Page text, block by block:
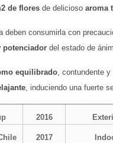
de flores de delicioso aroma
deben consumirla con
potenciador del estado de
equilibrado , contundente
, induciendo una fuerte
2016
2017